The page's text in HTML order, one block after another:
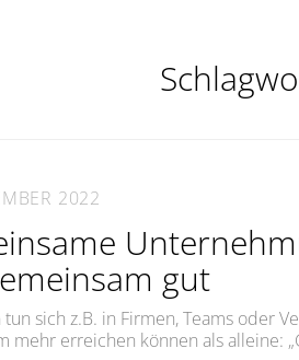
2022
gut
sich z.B. in Firmen, Teams oder
mehr erreichen können als alleine: